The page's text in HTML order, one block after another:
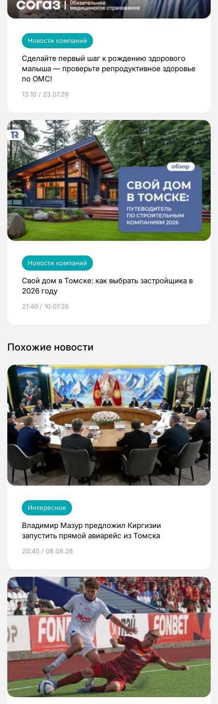
Новости компаний
Сделайте первый шаг к рождению здорового
малыша — проверьте репродуктивное здоровье
по ОМС!
13:10 / 23.07.26
Новости компаний
Свой дом в Томске: как выбрать застройщика в
2026 году
21:40 / 10.07.26
Похожие новости
Интересное
Владимир Мазур предложил Киргизии
запустить прямой авиарейс из Томска
20:40 / 06.08.26